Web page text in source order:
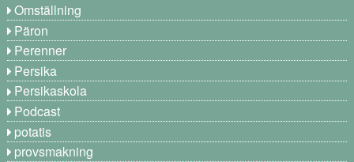
Omställning
Päron
Perenner
Persika
Persikaskola
Podcast
potatis
provsmakning